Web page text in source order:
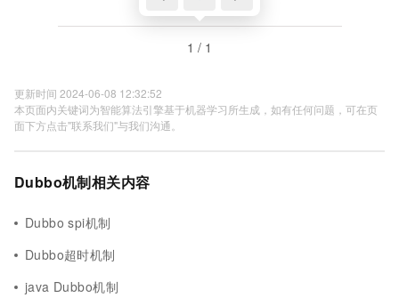
1 / 1
更新时间 2024-06-08 12:32:52
本页面内关键词为智能算法引擎基于机器学习所生成，如有任何问题，可在页
面下方点击"联系我们"与我们沟通。
Dubbo机制相关内容
Dubbo spi机制
Dubbo超时机制
java Dubbo机制